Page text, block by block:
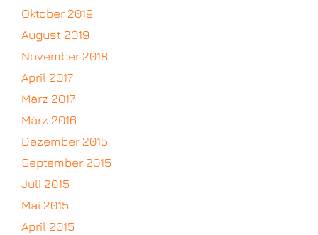
Oktober 2019
August 2019
November 2018
April 2017
März 2017
März 2016
Dezember 2015
September 2015
Juli 2015
Mai 2015
April 2015